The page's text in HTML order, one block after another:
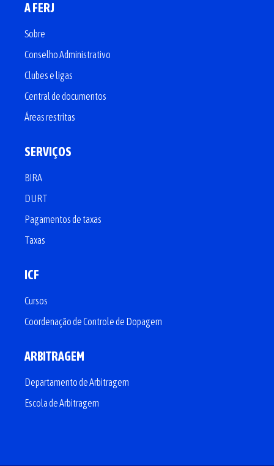
A FERJ
Sobre
Conselho Administrativo
Clubes e ligas
Central de documentos
Áreas restritas
SERVIÇOS
BIRA
DURT
Pagamentos de taxas
Taxas
ICF
Cursos
Coordenação de Controle de Dopagem
ARBITRAGEM
Departamento de Arbitragem
Escola de Arbitragem